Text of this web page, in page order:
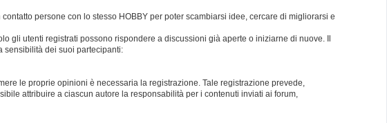
persone con lo stesso HOBBY per poter scambiarsi idee, cercare di migliorarsi e
gli utenti registrati possono rispondere a discussioni già aperte o iniziarne di nuove. Il
sensibilità dei suoi partecipanti:
le proprie opinioni è necessaria la registrazione. Tale registrazione prevede,
attribuire a ciascun autore la responsabilità per i contenuti inviati ai forum,